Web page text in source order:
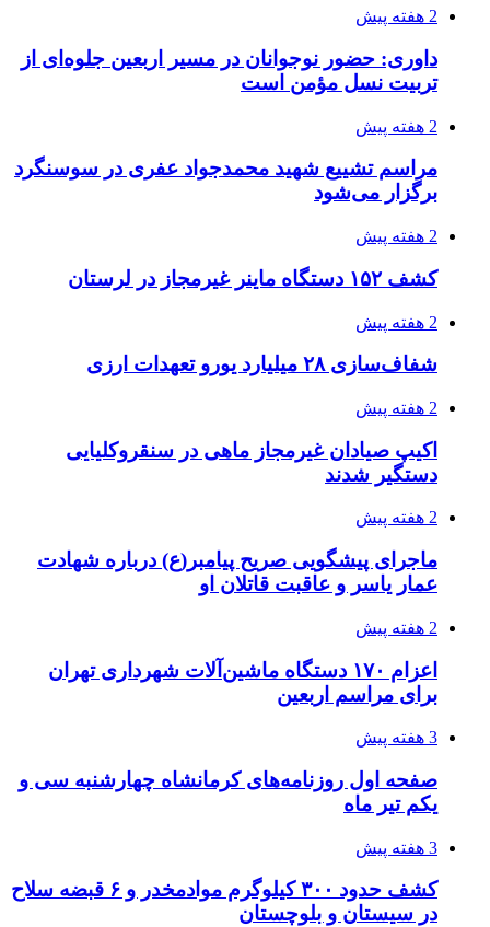
2 هفته پیش
داوری: حضور نوجوانان در مسیر اربعین جلوه‌ای از
تربیت نسل مؤمن است
2 هفته پیش
مراسم تشییع شهید محمدجواد عفری در سوسنگرد
برگزار می‌شود
2 هفته پیش
کشف ۱۵۲ دستگاه ماینر غیرمجاز در لرستان
2 هفته پیش
شفاف‌سازی ۲۸ میلیارد یورو تعهدات ارزی
2 هفته پیش
اکیپ صیادان غیرمجاز ماهی در سنقروکلیایی
دستگیر شدند
2 هفته پیش
ماجرای پیشگویی صریح پیامبر(ع) درباره شهادت
عمار یاسر و عاقبت قاتلان او
2 هفته پیش
اعزام ۱۷۰ دستگاه ماشین‌آلات شهرداری تهران
برای مراسم اربعین
3 هفته پیش
صفحه اول روزنامه‌های کرمانشاه چهارشنبه سی و
یکم تیر ماه
3 هفته پیش
کشف حدود ۳۰۰ کیلوگرم موادمخدر و ۶ قبضه سلاح
در سیستان و بلوچستان